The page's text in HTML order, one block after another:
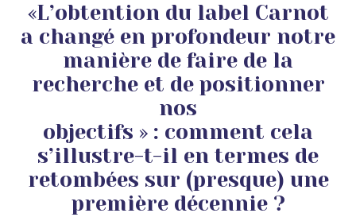
«L’obtention du label Carnot
a changé en profondeur notre
manière de faire de la
recherche et de positionner
nos
objectifs » : comment cela
s’illustre-t-il en termes de
retombées sur (presque) une
première décennie ?